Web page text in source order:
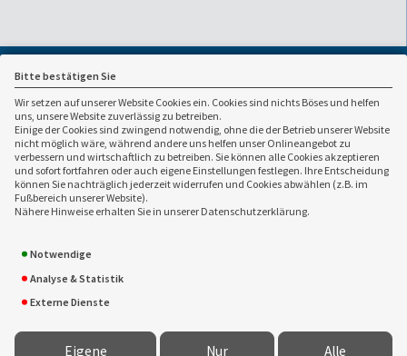
Bitte bestätigen Sie
Wir setzen auf unserer Website Cookies ein. Cookies sind nichts Böses und helfen
uns, unsere Website zuverlässig zu betreiben.
Einige der Cookies sind zwingend notwendig, ohne die der Betrieb unserer Website
nicht möglich wäre, während andere uns helfen unser Onlineangebot zu
verbessern und wirtschaftlich zu betreiben. Sie können alle Cookies akzeptieren
und sofort fortfahren oder auch eigene Einstellungen festlegen. Ihre Entscheidung
können Sie nachträglich jederzeit widerrufen und Cookies abwählen (z.B. im
Fußbereich unserer Website).
Nähere Hinweise erhalten Sie in unserer Datenschutzerklärung.
Notwendige
Analyse & Statistik
Externe Dienste
Eigene Nur Alle
Ansprechpartner:
Werner Brücklmayer
Steyrerweg 11
93049 Regensburg
0941 / 998265